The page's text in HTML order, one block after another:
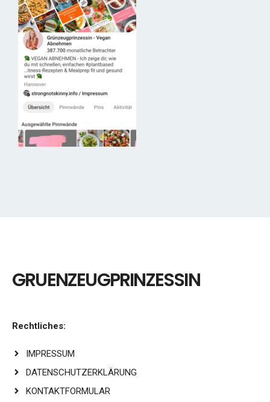
GRUENZEUGPRINZESSIN
Rechtliches:
IMPRESSUM
DATENSCHUTZERKLÄRUNG
KONTAKTFORMULAR